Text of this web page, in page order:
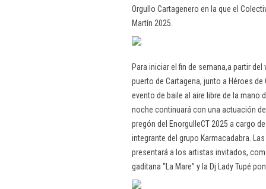
Orgullo Cartagenero en la que el
Martín 2025.
Para iniciar el fin de semana,a partir
puerto de Cartagena, junto a Héroes
evento de baile al aire libre de la mano
noche continuará con una actuación
pregón del EnorgulleCT 2025 a cargo
integrante del grupo Karmacadabra.
presentará a los artistas invitados,
gaditana “La Mare” y la Dj Lady Tupé